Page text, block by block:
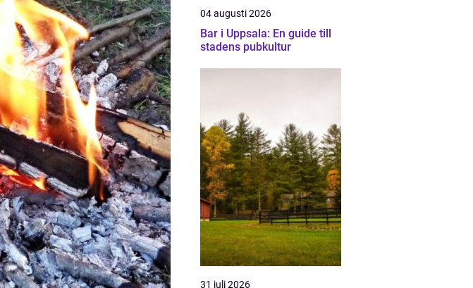
04 augusti 2026
Bar i Uppsala: En guide till
stadens pubkultur
31 juli 2026